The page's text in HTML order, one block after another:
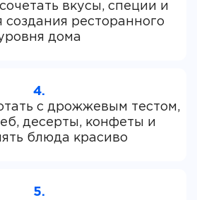
вкусы, специи и
создания ресторанного
4.
с дрожжевым тестом,
десерты, конфеты и
5.